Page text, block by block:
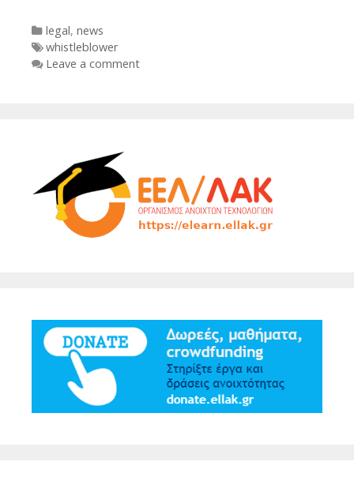
Categories
legal, news
Tags
whistleblower
Leave a comment